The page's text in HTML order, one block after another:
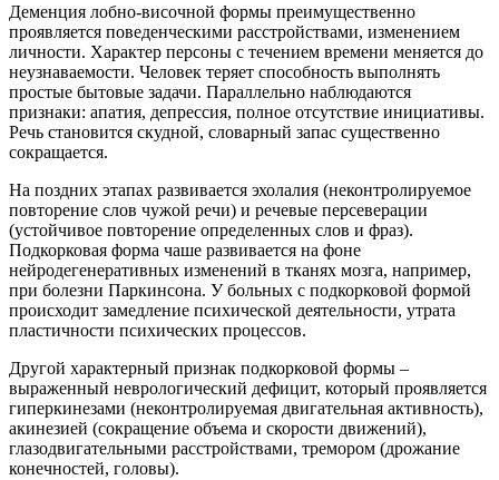
Деменция лобно-височной формы преимущественно
проявляется поведенческими расстройствами, изменением
личности. Характер персоны с течением времени меняется до
неузнаваемости. Человек теряет способность выполнять
простые бытовые задачи. Параллельно наблюдаются
признаки: апатия, депрессия, полное отсутствие инициативы.
Речь становится скудной, словарный запас существенно
сокращается.
На поздних этапах развивается эхолалия (неконтролируемое
повторение слов чужой речи) и речевые персеверации
(устойчивое повторение определенных слов и фраз).
Подкорковая форма чаше развивается на фоне
нейродегенеративных изменений в тканях мозга, например,
при болезни Паркинсона. У больных с подкорковой формой
происходит замедление психической деятельности, утрата
пластичности психических процессов.
Другой характерный признак подкорковой формы –
выраженный неврологический дефицит, который проявляется
гиперкинезами (неконтролируемая двигательная активность),
акинезией (сокращение объема и скорости движений),
глазодвигательными расстройствами, тремором (дрожание
конечностей, головы).